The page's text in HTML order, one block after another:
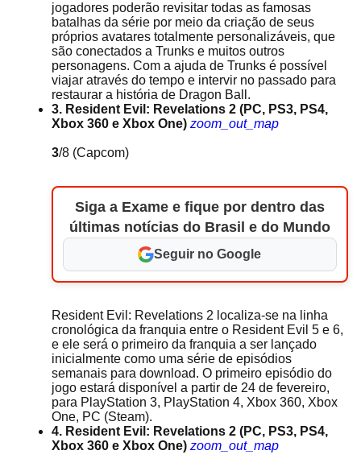
jogadores poderão revisitar todas as famosas
batalhas da série por meio da criação de seus
próprios avatares totalmente personalizáveis, que
são conectados a Trunks e muitos outros
personagens. Com a ajuda de Trunks é possível
viajar através do tempo e intervir no passado para
restaurar a história de Dragon Ball.
3. Resident Evil: Revelations 2 (PC, PS3, PS4,
Xbox 360 e Xbox One) zoom_out_map
3/8 (Capcom)
Siga a Exame e fique por dentro das
últimas notícias do Brasil e do Mundo
Seguir no Google
Resident Evil: Revelations 2 localiza-se na linha
cronológica da franquia entre o Resident Evil 5 e 6,
e ele será o primeiro da franquia a ser lançado
inicialmente como uma série de episódios
semanais para download. O primeiro episódio do
jogo estará disponível a partir de 24 de fevereiro,
para PlayStation 3, PlayStation 4, Xbox 360, Xbox
One, PC (Steam).
4. Resident Evil: Revelations 2 (PC, PS3, PS4,
Xbox 360 e Xbox One) zoom_out_map